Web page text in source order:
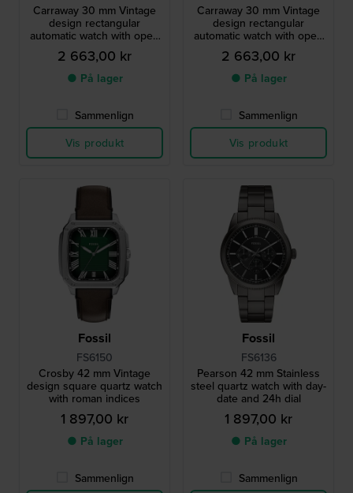
Carraway 30 mm Vintage
design rectangular
automatic watch with open
heart
2 663,00 kr
● På lager
Sammenlign
Vis produkt
Carraway 30 mm Vintage
design rectangular
automatic watch with open
heart
2 663,00 kr
● På lager
Sammenlign
Vis produkt
Fossil
FS6150
Crosby 42 mm Vintage
design square quartz watch
with roman indices
1 897,00 kr
● På lager
Sammenlign
Fossil
FS6136
Pearson 42 mm Stainless
steel quartz watch with day-
date and 24h dial
1 897,00 kr
● På lager
Sammenlign